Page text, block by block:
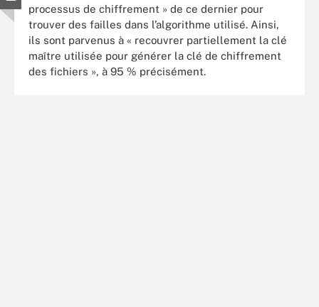
processus de chiffrement » de ce dernier pour
trouver des failles dans l’algorithme utilisé. Ainsi,
ils sont parvenus à « recouvrer partiellement la clé
maître utilisée pour générer la clé de chiffrement
des fichiers », à 95 % précisément.